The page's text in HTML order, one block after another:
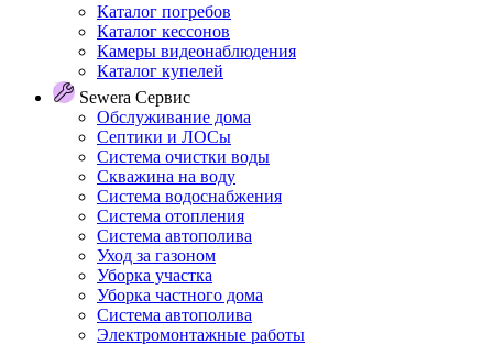
Каталог погребов
Каталог кессонов
Камеры видеонаблюдения
Каталог купелей
Sewera Сервис
Обслуживание дома
Септики и ЛОСы
Система очистки воды
Скважина на воду
Система водоснабжения
Система отопления
Система автополива
Уход за газоном
Уборка участка
Уборка частного дома
Система автополива
Электромонтажные работы